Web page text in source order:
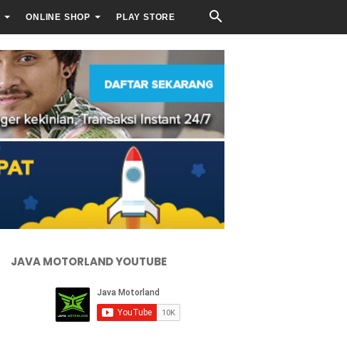
ONLINE SHOP PLAY STORE
JAVA MOTORLAND YOUTUBE